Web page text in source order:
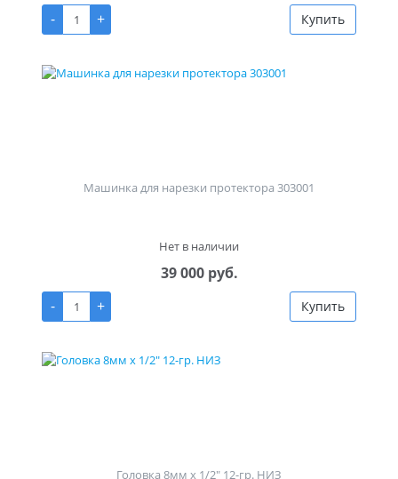
-
+ Купить
Машинка для нарезки протектора 303001
Нет в наличии
39 000 руб.
-
+ Купить
Головка 8мм х 1/2" 12-гр. НИЗ